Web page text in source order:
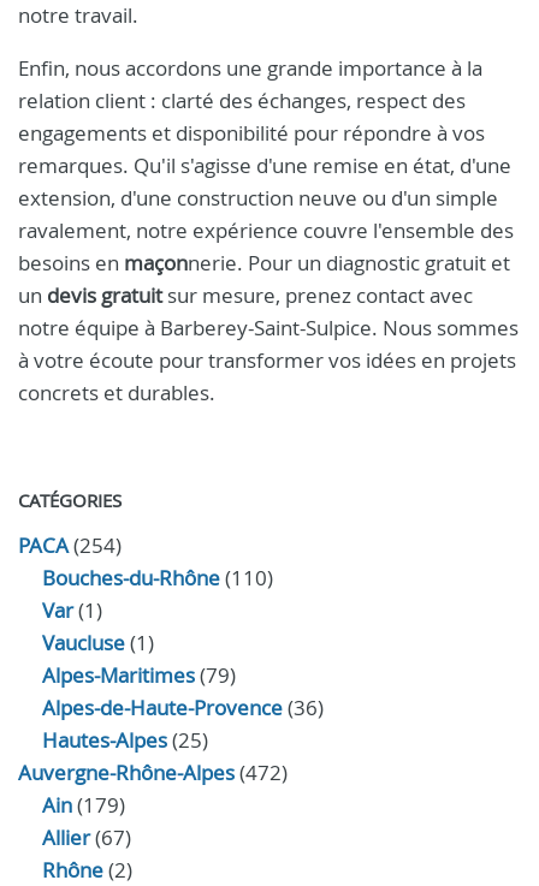
notre travail.
Enfin, nous accordons une grande importance à la
relation client : clarté des échanges, respect des
engagements et disponibilité pour répondre à vos
remarques. Qu'il s'agisse d'une remise en état, d'une
extension, d'une construction neuve ou d'un simple
ravalement, notre expérience couvre l'ensemble des
besoins en maçonnerie. Pour un diagnostic gratuit et
un devis gratuitsur mesure, prenez contact avec
notre équipe à Barberey-Saint-Sulpice. Nous sommes
à votre écoute pour transformer vos idées en projets
concrets et durables.
CATÉGORIES
PACA(254)
Bouches-du-Rhône(110)
Var(1)
Vaucluse(1)
Alpes-Maritimes(79)
Alpes-de-Haute-Provence(36)
Hautes-Alpes(25)
Auvergne-Rhône-Alpes(472)
Ain(179)
Allier(67)
Rhône(2)